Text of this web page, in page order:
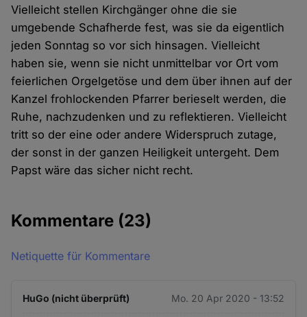
Vielleicht stellen Kirchgänger ohne die sie
umgebende Schafherde fest, was sie da eigentlich
jeden Sonntag so vor sich hinsagen. Vielleicht
haben sie, wenn sie nicht unmittelbar vor Ort vom
feierlichen Orgelgetöse und dem über ihnen auf der
Kanzel frohlockenden Pfarrer berieselt werden, die
Ruhe, nachzudenken und zu reflektieren. Vielleicht
tritt so der eine oder andere Widerspruch zutage,
der sonst in der ganzen Heiligkeit untergeht. Dem
Papst wäre das sicher nicht recht.
Kommentare (23)
Netiquette für Kommentare
HuGo (nicht überprüft) Mo. 20 Apr 2020 - 13:52